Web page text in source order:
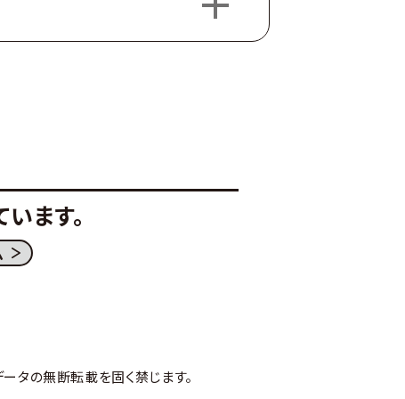
ます。
タの無断転載を固く禁じます。